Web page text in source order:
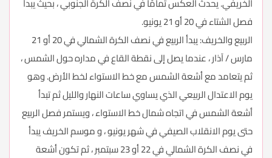
فصل الشتاء في 20 أو 21 يونيو.
الربيع والخريف: يبدأ الربيع في نصف الكرة الشمالي في 20 أو 21
مارس / آذار ، عندما يصل إلى نقطة القاع في مداره حول الشمس ،
ثم يتعامد مع أشعة الشمس مع خط الاستواء لخط الأرض. وهو
يوم الاعتدال الربيعي الذي يساوي ساعات النهار والليل ثم تبدأ
أشعة الشمس في اتجاه شمال خط الاستواء ، ويستمر فصل الربيع
حتى يوم الانقلاب الصيفي في شهر يونيو ، و موسم الخريف يبدأ
في نصف الكرة الشمالي في 22 أو 23 سبتمبر ، ثم تكون أشعة